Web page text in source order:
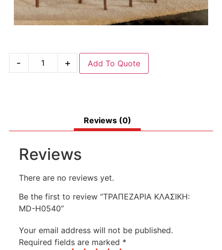
- + Add To Quote
Reviews (0)
Reviews
There are no reviews yet.
Be the first to review “ΤΡΑΠΕΖΑΡΙΑ ΚΛΑΣΙΚΗ:
MD-H0540”
Your email address will not be published.
Required fields are marked *